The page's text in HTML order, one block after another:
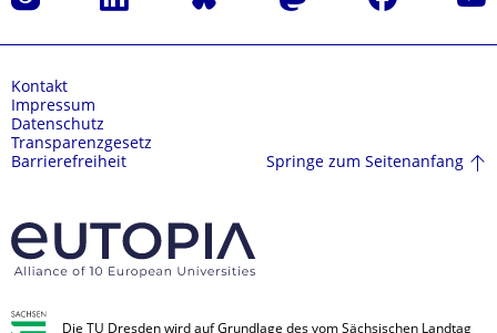
Kontakt
Impressum
Datenschutz
Transparenzgesetz
Barrierefreiheit
Springe zum Seitenanfang
Die TU Dresden wird auf Grundlage des vom Sächsischen Landtag